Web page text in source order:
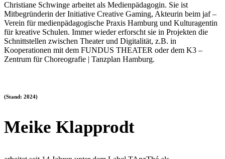
Christiane Schwinge arbeitet als Medienpädagogin. Sie ist
Mitbegründerin der Initiative Creative Gaming, Akteurin beim jaf –
Verein für medienpädagogische Praxis Hamburg und Kulturagentin
für kreative Schulen. Immer wieder erforscht sie in Projekten die
Schnittstellen zwischen Theater und Digitalität, z.B. in
Kooperationen mit dem FUNDUS THEATER oder dem K3 –
Zentrum für Choreografie | Tanzplan Hamburg.
(Stand: 2024)
Meike Klapprodt